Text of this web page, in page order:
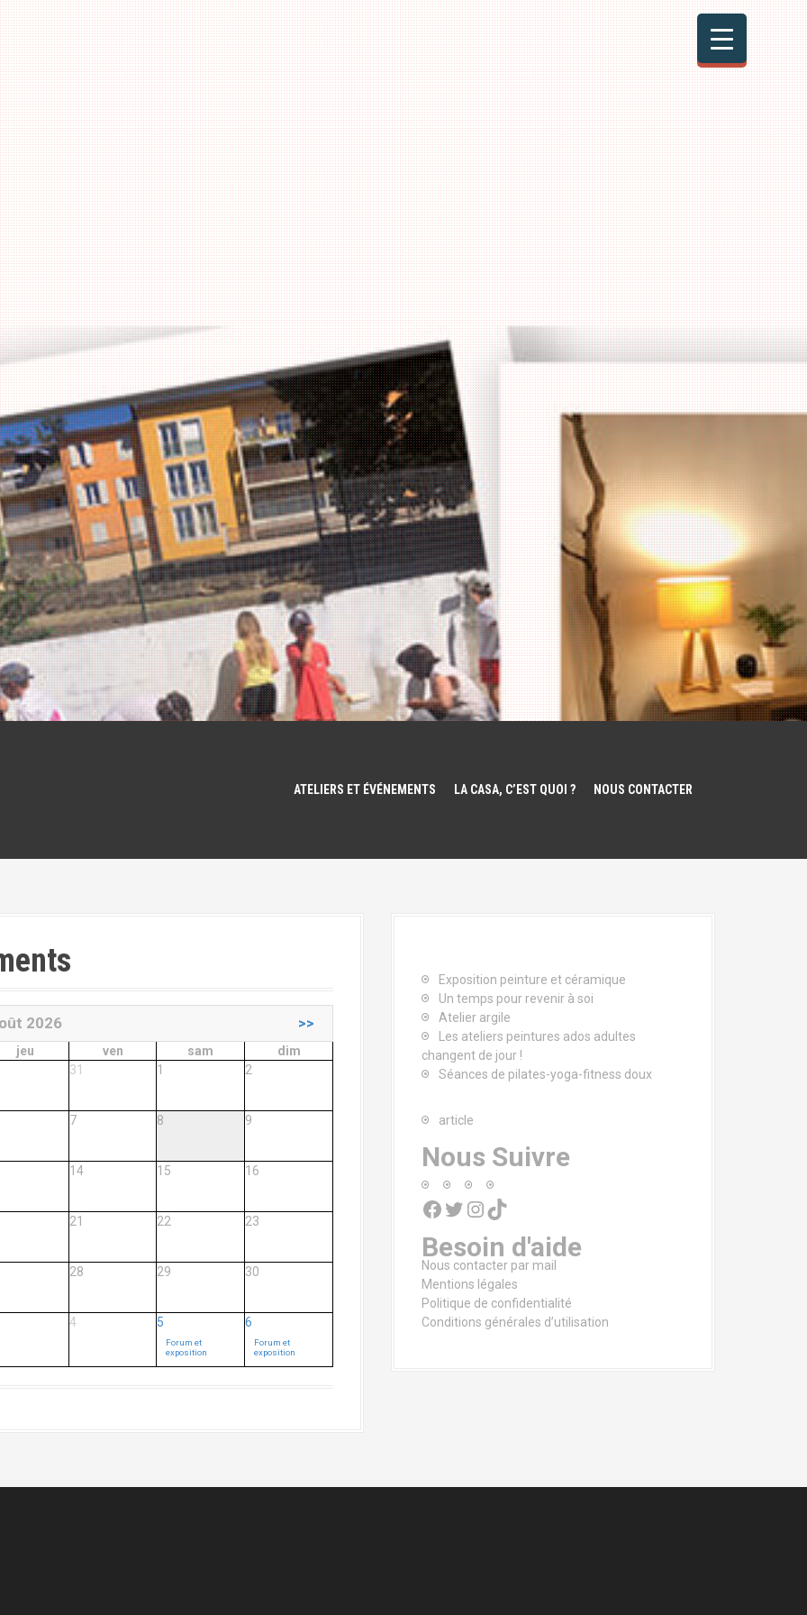
ATELIERS ET ÉVÉNEMENTS LA CASA, C’EST QUOI ? NOUS CONTACTER
2026 >>
jeu ven sam
dim
31 1 2
7 8 9
14 15 16
21 22 23
28 29 30
4 5
Forum et
exposition
6
Forum et
exposition
Exposition peinture et céramique
Un temps pour revenir à soi
Atelier argile
Les ateliers peintures ados adultes
changent de jour !
Séances de pilates-yoga-fitness doux
article
Nous Suivre
Facebook Twitter InstagramTikTok
Besoin d'aide
Nous contacter par mail
Mentions légales
Politique de confidentialité
Conditions générales d’utilisation